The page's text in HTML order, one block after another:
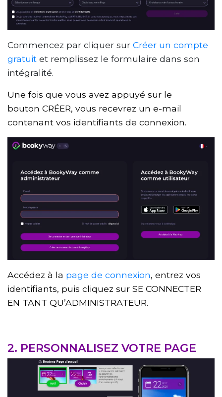
Commencez par cliquer sur Créer un compte
gratuit et remplissez le formulaire dans son
intégralité.
Une fois que vous avez appuyé sur le
bouton CRÉER, vous recevrez un e-mail
contenant vos identifiants de connexion.
Accédez à la page de connexion, entrez vos
identifiants, puis cliquez sur SE CONNECTER
EN TANT QU’ADMINISTRATEUR.
2. PERSONNALISEZ VOTRE PAGE